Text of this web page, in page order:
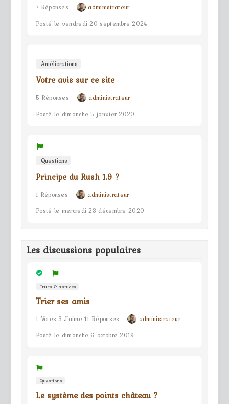
7 Réponses
administrateur
Posté le vendredi 20 septembre 2024
Améliorations
Votre avis sur ce site
5 Réponses
administrateur
Posté le dimanche 5 janvier 2020
Questions
Principe du Rush 1.9 ?
1 Réponses
administrateur
Posté le mercredi 23 décembre 2020
Les discussions populaires
Trucs & astuces
Trier ses amis
1 Votes 3 J'aime 11 Réponses
administrateur
Posté le dimanche 6 octobre 2019
Questions
Le système des points château ?